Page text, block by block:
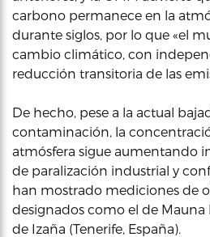
carbono permanece en la
durante siglos, por lo que «el
cambio climático, con
reducción transitoria de las
De hecho, pese a la actual
contaminación, la
atmósfera sigue aumentando
de paralización industrial y
han mostrado mediciones de
designados como el de Mauna
de Izaña (Tenerife, España).